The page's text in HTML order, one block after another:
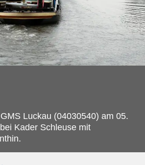
Luckau (04030540) am 05.
Kader Schleuse mit